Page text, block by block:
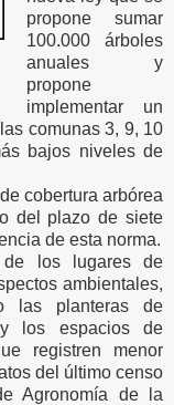
propone sumar
100.000 árboles
anuales y
propone
implementar un
comunas 3, 9, 10
bajos niveles de
cobertura arbórea
del plazo de siete
de esta norma.
los lugares de
ambientales,
las planteras de
los espacios de
registren menor
del último censo
Agronomía de la